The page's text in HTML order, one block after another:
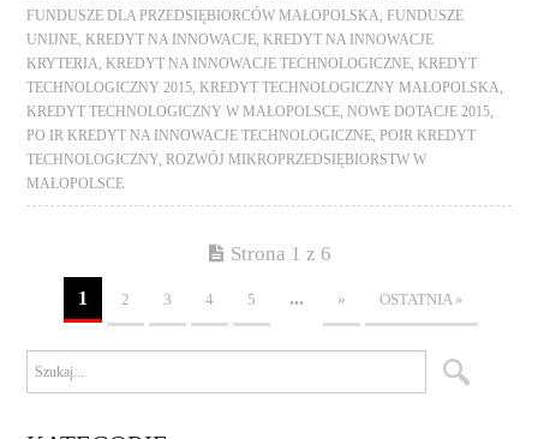
FUNDUSZE DLA PRZEDSIĘBIORCÓW MAŁOPOLSKA ,FUNDUSZE
UNIJNE ,KREDYT NA INNOWACJE ,KREDYT NA INNOWACJE
KRYTERIA ,KREDYT NA INNOWACJE TECHNOLOGICZNE ,KREDYT
TECHNOLOGICZNY 2015 ,KREDYT TECHNOLOGICZNY MAŁOPOLSKA
KREDYT TECHNOLOGICZNY W MAŁOPOLSCE ,NOWE DOTACJE 2015
PO IR KREDYT NA INNOWACJE TECHNOLOGICZNE ,POIR KREDYT
TECHNOLOGICZNY ,ROZWÓJ MIKROPRZEDSIĘBIORSTW W
MAŁOPOLSCE
Strona 1 z 6
1 2 3 4 5 ... » OSTATNIA »